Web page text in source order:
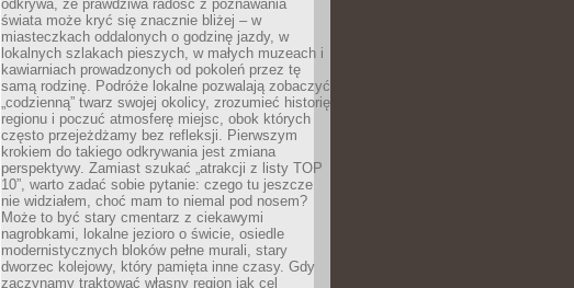
odkrywa, że prawdziwa radość z poznawania
świata może kryć się znacznie bliżej – w
miasteczkach oddalonych o godzinę jazdy, w
lokalnych szlakach pieszych, w małych muzeach i
kawiarniach prowadzonych od pokoleń przez tę
samą rodzinę. Podróże lokalne pozwalają zobaczyć
„codzienną” twarz swojej okolicy, zrozumieć historię
regionu i poczuć atmosferę miejsc, obok których
często przejeżdżamy bez refleksji. Pierwszym
krokiem do takiego odkrywania jest zmiana
perspektywy. Zamiast szukać „atrakcji z listy TOP
10”, warto zadać sobie pytanie: czego tu jeszcze
nie widziałem, choć mam to niemal pod nosem?
Może to być stary cmentarz z ciekawymi
nagrobkami, lokalne jezioro o świcie, osiedle
modernistycznych bloków pełne murali, stary
dworzec kolejowy, który pamięta inne czasy. Gdy
zaczynamy traktować własny region jak cel